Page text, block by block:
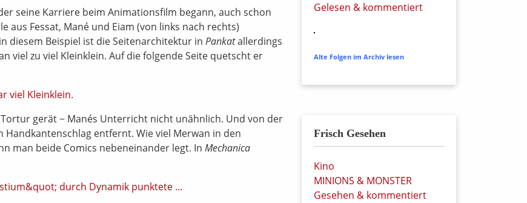
seine Karriere beim Animationsfilm begann, auch schon
aus Fessat, Mané und Eiam (von links nach rechts)
diesem Beispiel ist die Seitenarchitektur in Pankatallerdings
viel zu viel Kleinklein. Auf die folgende Seite quetscht er
gerät − Manés Unterricht nicht unähnlich. Und von der
entfernt. Wie viel Merwan in den
man beide Comics nebeneinander legt. In Mechanica
Gelesen & kommentiert
Alte Folgen im Archiv lesen
Frisch Gesehen
Kino
MINIONS & MONSTER
Gesehen & kommentiert